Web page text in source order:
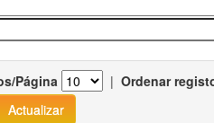
Página | Ordenar